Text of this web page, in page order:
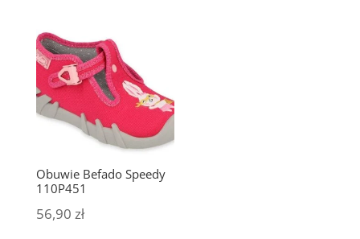
Obuwie Befado Speedy
110P451
56,90 zł